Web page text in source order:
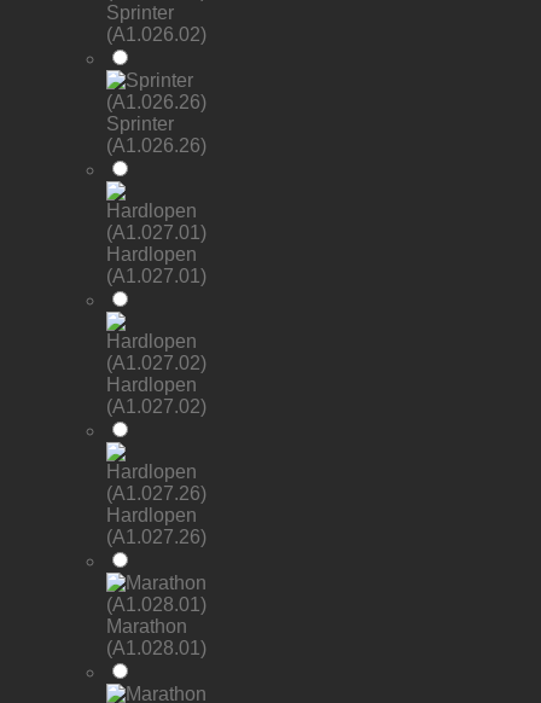
Sprinter
(A1.026.02)
Sprinter
(A1.026.26)
Hardlopen
(A1.027.01)
Hardlopen
(A1.027.02)
Hardlopen
(A1.027.26)
Marathon
(A1.028.01)